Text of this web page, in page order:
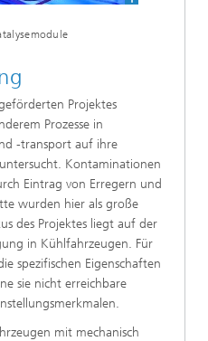
Projektes
Prozesse in
-transport auf ihre
Kontaminationen
Eintrag von Erregern und
wurden hier als große
des Projektes liegt auf der
in Kühlfahrzeugen. Für
spezifischen Eigenschaften
sie nicht erreichbare
mit mechanisch